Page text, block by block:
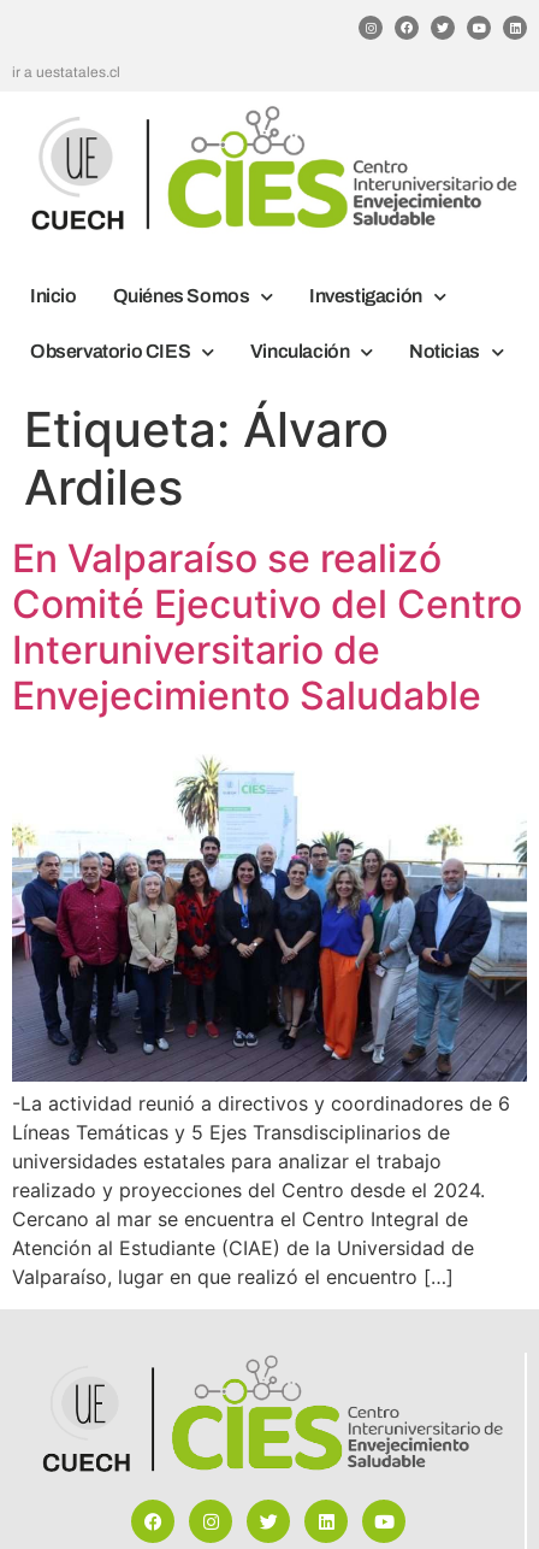
ir a uestatales.cl
Inicio Quiénes Somos Investigación
Observatorio CIES Vinculación Noticias
Etiqueta: Álvaro
Ardiles
En Valparaíso se realizó
Comité Ejecutivo del Centro
Interuniversitario de
Envejecimiento Saludable
-La actividad reunió a directivos y coordinadores de 6
Líneas Temáticas y 5 Ejes Transdisciplinarios de
universidades estatales para analizar el trabajo
realizado y proyecciones del Centro desde el 2024.
Cercano al mar se encuentra el Centro Integral de
Atención al Estudiante (CIAE) de la Universidad de
Valparaíso, lugar en que realizó el encuentro […]